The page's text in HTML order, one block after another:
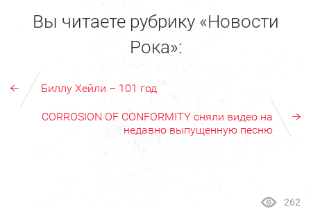
Вы читаете рубрику «Новости
Рока»:
Биллу Хейли – 101 год
CORROSION OF CONFORMITY сняли видео на
недавно выпущенную песню
262